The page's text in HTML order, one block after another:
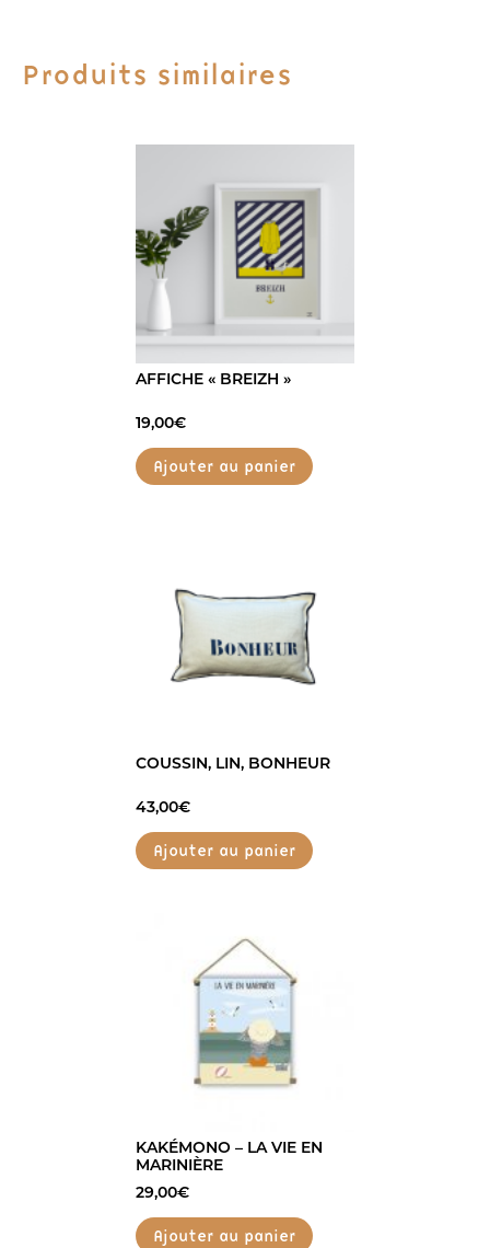
Produits similaires
AFFICHE « BREIZH »
19,00€
Ajouter au panier
COUSSIN, LIN, BONHEUR
43,00€
Ajouter au panier
KAKÉMONO – LA VIE EN
MARINIÈRE
29,00€
Ajouter au panier